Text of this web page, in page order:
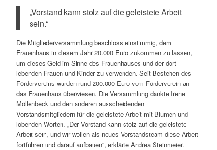
„Vorstand kann stolz auf die geleistete Arbeit
sein.“
Die Mitgliederversammlung beschloss einstimmig, dem
Frauenhaus in diesem Jahr 20.000 Euro zukommen zu lassen,
um dieses Geld im Sinne des Frauenhauses und der dort
lebenden Frauen und Kinder zu verwenden. Seit Bestehen des
Fördervereins wurden rund 200.000 Euro vom Förderverein an
das Frauenhaus überwiesen. Die Versammlung dankte Irene
Möllenbeck und den anderen ausscheidenden
Vorstandsmitgliedern für die geleistete Arbeit mit Blumen und
lobenden Worten. „Der Vorstand kann stolz auf die geleistete
Arbeit sein, und wir wollen als neues Vorstandsteam diese Arbeit
fortführen und darauf aufbauen“, erklärte Andrea Steinmeier.